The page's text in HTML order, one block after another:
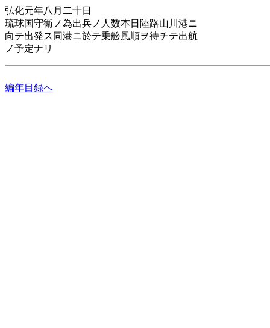
弘化元年八月二十日
琉球国守衛ノ為出兵ノ人数本日陸路山川港ニ
向テ出発ス同港ニ於テ乗舩風順ヲ待チテ出航
ノ予定ナリ
編年目録へ